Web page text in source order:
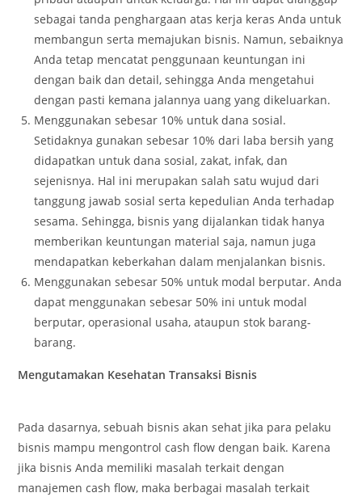
sebagai tanda penghargaan atas kerja keras Anda untuk
membangun serta memajukan bisnis. Namun, sebaiknya
Anda tetap mencatat penggunaan keuntungan ini
dengan baik dan detail, sehingga Anda mengetahui
dengan pasti kemana jalannya uang yang dikeluarkan.
Menggunakan sebesar 10% untuk dana sosial.
Setidaknya gunakan sebesar 10% dari laba bersih yang
didapatkan untuk dana sosial, zakat, infak, dan
sejenisnya. Hal ini merupakan salah satu wujud dari
tanggung jawab sosial serta kepedulian Anda terhadap
sesama. Sehingga, bisnis yang dijalankan tidak hanya
memberikan keuntungan material saja, namun juga
mendapatkan keberkahan dalam menjalankan bisnis.
Menggunakan sebesar 50% untuk modal berputar. Anda
dapat menggunakan sebesar 50% ini untuk modal
berputar, operasional usaha, ataupun stok barang-
barang.
Mengutamakan Kesehatan Transaksi Bisnis
Pada dasarnya, sebuah bisnis akan sehat jika para pelaku
bisnis mampu mengontrol cash flow dengan baik. Karena
jika bisnis Anda memiliki masalah terkait dengan
manajemen cash flow, maka berbagai masalah terkait